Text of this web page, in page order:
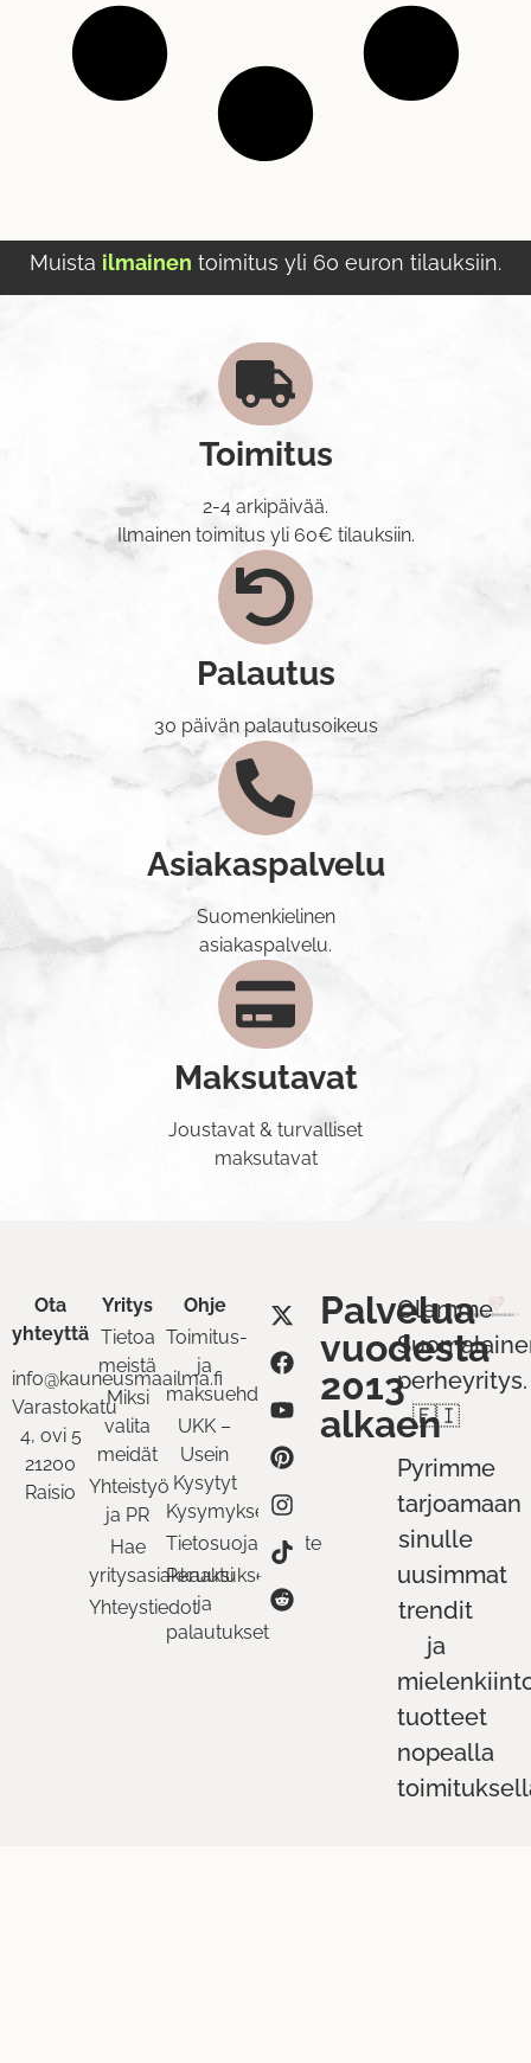
Muista ilmainen toimitus yli 60 euron tilauksiin.
Toimitus
2-4 arkipäivää.
Ilmainen toimitus yli 60€ tilauksiin.
Palautus
30 päivän palautusoikeus
Asiakaspalvelu
Suomenkielinen
asiakaspalvelu.
Maksutavat
Joustavat & turvalliset
maksutavat
Ota
yhteyttä
info@kauneusmaailma.fi
Varastokatu
4, ovi 5
21200
Raisio
Yritys
Tietoa
meistä
Miksi
valita
meidät
Yhteistyö
ja PR
Hae
yritysasiakkaaksi
Yhteystiedot
Ohje
Toimitus-
ja
maksuehdot
UKK –
Usein
Kysytyt
Kysymykset
Tietosuojaseloste
Peruutukset
ja
palautukset
Palvelua
vuodesta
2013
alkaen
Olemme
perheyritys.
🇫🇮
Pyrimme
tarjoamaan
sinulle
uusimmat
trendit
ja
tuotteet
nopealla